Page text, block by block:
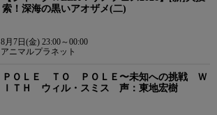
索！深海の黒いアオザメ(二)
8月7日(金) 23:00～00:00
アニマルプラネット
ＰＯＬＥ ＴＯ ＰＯＬＥ〜未知への挑戦 Ｗ
ＩＴＨ ウィル・スミス 声：東地宏樹